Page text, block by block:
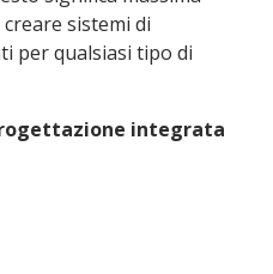
sistemi di
per qualsiasi tipo di
integrata